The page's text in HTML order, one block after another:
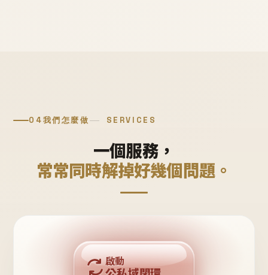
04我們怎麼做 SERVICES
一個服務，
常常同時解掉好幾個問題。
回購複利
啟動